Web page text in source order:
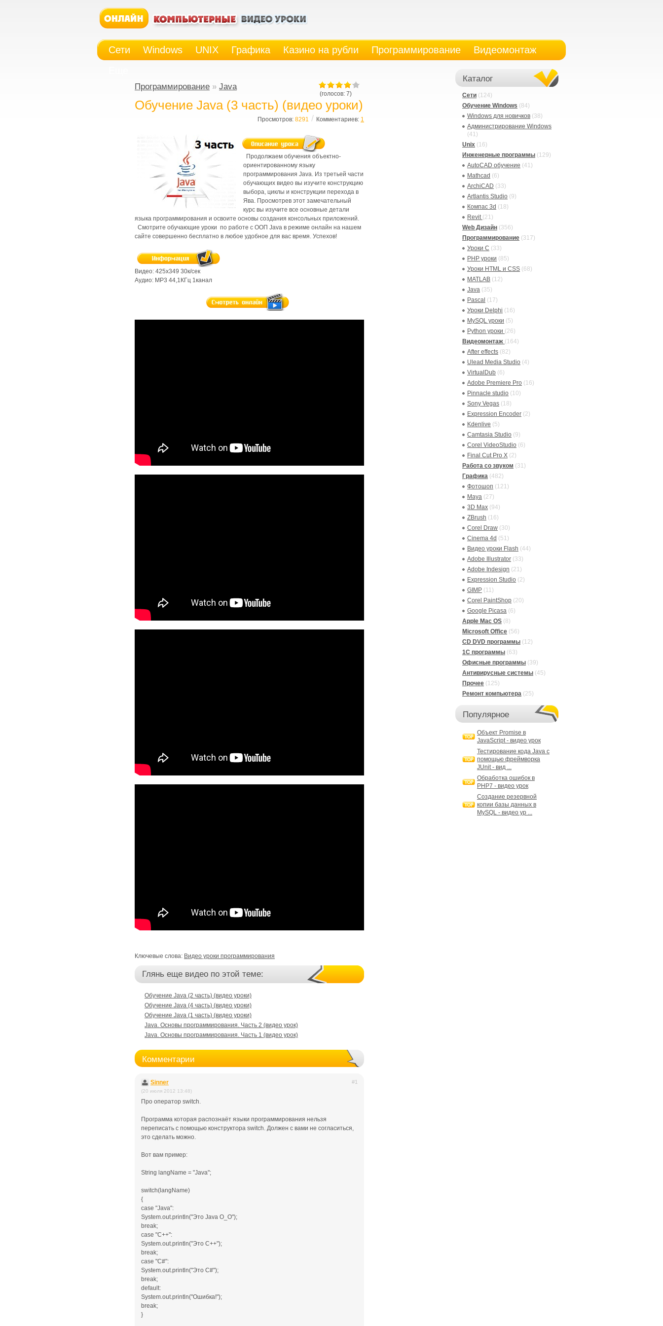
Сети Windows UNIX Графика Казино на рубли Программирование
Видеомонтаж
Программирование » Java
(голосов: 7)
Обучение Java (3 часть) (видео уроки)
Просмотров: 8291 / Комментариев: 1
Продолжаем обучения объектно-
ориентированному языку
программирования Java. Из третьей части
обучающих видео вы изучите конструкцию
выбора, циклы и конструкции перехода в
Ява. Просмотрев этот замечательный
курс вы изучите все основные детали
языка программирования и освоите основы создания консольных приложений.
Смотрите обучающие уроки по работе с ООП Java в режиме онлайн на нашем
сайте совершенно бесплатно в любое удобное для вас время. Успехов!
Видео: 425х349 30к/сек
Аудио: MP3 44,1КГц 1канал
Ключевые слова: Видео уроки программирования
Глянь еще видео по этой теме:
Обучение Java (2 часть) (видео уроки)
Обучение Java (4 часть) (видео уроки)
Обучение Java (1 часть) (видео уроки)
Java. Основы программирования. Часть 2 (видео урок)
Java. Основы программирования. Часть 1 (видео урок)
Комментарии
Sinner #1
(20 июля 2012 13:48)
Про оператор switch.
Программа которая распознаёт языки программирования нельзя
переписать с помощью конструктора switch. Должен с вами не согласиться,
это сделать можно.
Вот вам пример:
String langName = "Java";
switch(langName)
{
case "Java":
System.out.println("Это Java O_O");
break;
case "C++":
System.out.println("Это C++");
break;
case "C#":
System.out.println("Это C#");
break;
default:
System.out.println("Ошибка!");
break;
}
Каталог
Сети (124)
Обучение Windows (84)
Windows для новичков (38)
Администрирование Windows
(41)
Unix (16)
Инженерные программы (129)
AutoCAD обучение (41)
Mathcad (6)
ArchiCAD (33)
Artlantis Studio (9)
Компас 3d (18)
Revit (21)
Web Дизайн (356)
Программирование (317)
Уроки C (33)
PHP уроки (85)
Уроки HTML и CSS (68)
MATLAB (12)
Java (35)
Pascal (17)
Уроки Delphi (16)
MySQL уроки (5)
Python уроки (26)
Видеомонтаж (164)
After effects (82)
Ulead Media Studio (4)
VirtualDub (6)
Adobe Premiere Pro (16)
Pinnacle studio (10)
Sony Vegas (18)
Expression Encoder (2)
Kdenlive (5)
Camtasia Studio (9)
Corel VideoStudio (6)
Final Cut Pro X (2)
Работа со звуком (31)
Графика (482)
Фотошоп (121)
Maya (27)
3D Max (94)
ZBrush (16)
Corel Draw (30)
Cinema 4d (51)
Видео уроки Flash (44)
Adobe Illustrator (33)
Adobe Indesign (21)
Expression Studio (2)
GIMP (11)
Corel PaintShop (20)
Google Picasa (6)
Apple Mac OS (8)
Microsoft Office (56)
CD DVD программы (12)
1C программы (63)
Офисные программы (39)
Антивирусные системы (45)
Прочее (125)
Ремонт компьютера (25)
Популярное
Объект Promise в
JavaScript - видео урок
Тестирование кода Java с
помощью фреймворка
JUnit - вид ...
Обработка ошибок в
PHP7 - видео урок
Создание резервной
копии базы данных в
MySQL - видео ур ...